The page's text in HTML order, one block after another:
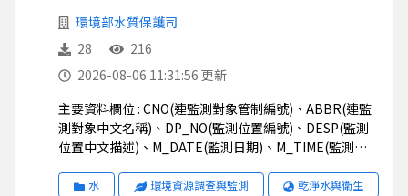
環境部水質保護司
28
216
2026-08-06 11:31:56 更新
主要資料欄位 : CNO(連監測對象管制編號)、ABBR(連監
測對象中文名稱)、DP_NO(監測位置編號)、DESP(監測
位置中文描述)、M_DATE(監測日期)、M_TIME(監測時
位)、STD1(排放標準一)、STD2(排放標準二)、
水 環境資源調查與監測 乾淨水與衛生